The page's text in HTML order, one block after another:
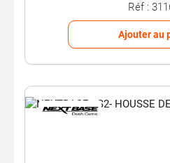
Réf :
Ajouter au